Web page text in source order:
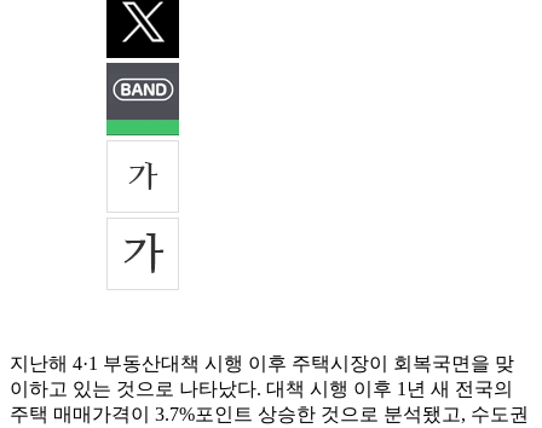
지난해 4·1 부동산대책 시행 이후 주택시장이 회복국면을 맞
이하고 있는 것으로 나타났다. 대책 시행 이후 1년 새 전국의
주택 매매가격이 3.7%포인트 상승한 것으로 분석됐고, 수도권